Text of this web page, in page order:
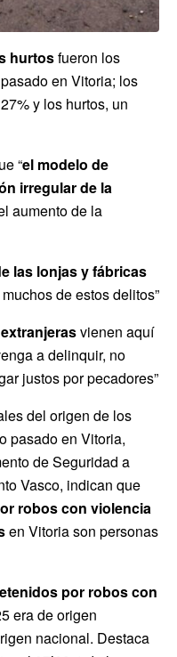
hurtosfueron los
en Vitoria; los
y los hurtos, un
“el modelo de
irregular de la
aumento de la
las lonjas y fábricas
de estos delitos”
vienen aquí
a delinquir, no
justos por pecadores”
del origen de los
pasado en Vitoria,
de Seguridad a
Vasco, indican que
robos con violencia
en Vitoria son personas
por robos con
era de origen
nacional. Destaca